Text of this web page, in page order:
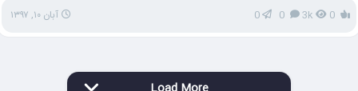
3k
0 آبان ۱۰, ۱۳۹۷